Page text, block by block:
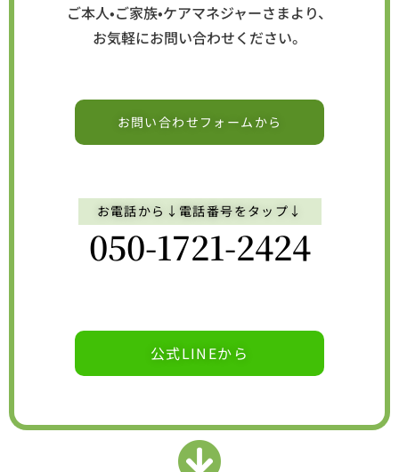
ご本人•ご家族•ケアマネジャーさまより、
お気軽にお問い合わせください。
お問い合わせフォームから
お電話から↓電話番号をタップ↓
050-1721-2424
公式LINEから